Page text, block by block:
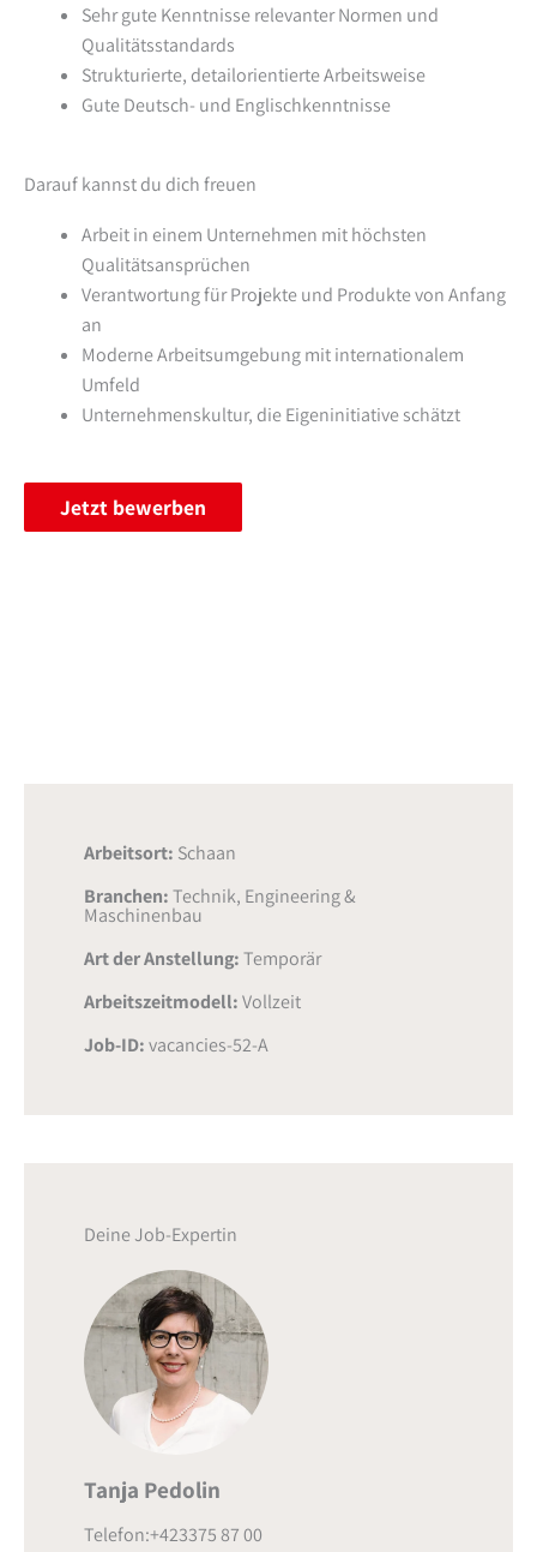
Sehr gute Kenntnisse relevanter Normen und
Qualitätsstandards
Strukturierte, detailorientierte Arbeitsweise
Gute Deutsch- und Englischkenntnisse
Darauf kannst du dich freuen
Arbeit in einem Unternehmen mit höchsten
Qualitätsansprüchen
Verantwortung für Projekte und Produkte von Anfang
an
Moderne Arbeitsumgebung mit internationalem
Umfeld
Unternehmenskultur, die Eigeninitiative schätzt
Jetzt bewerben
Arbeitsort: Schaan
Branchen:Technik, Engineering &
Maschinenbau
Art der Anstellung:Temporär
Arbeitszeitmodell:Vollzeit
Job-ID:vacancies-52-A
Deine Job-Expertin
Tanja Pedolin
Telefon:+423375 87 00